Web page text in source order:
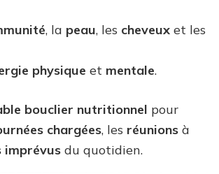
, la peau, les cheveux et les
physique et mentale.
bouclier nutritionnel pour
chargées, les réunions à
imprévus du quotidien.